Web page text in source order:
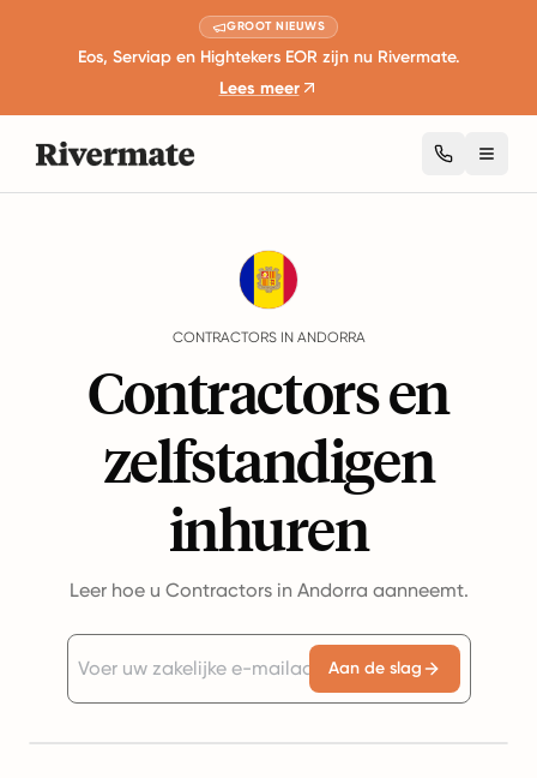
GROOT NIEUWS
Eos, Serviap en Hightekers EOR zijn nu Rivermate.
Lees meer
CONTRACTORS IN ANDORRA
Contractors en
zelfstandigen
inhuren
Leer hoe u Contractors in Andorra aanneemt.
Aan de slag